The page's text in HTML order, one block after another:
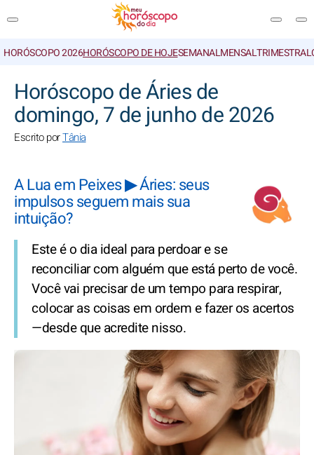
HORÓSCOPO 2026HORÓSCOPO DE HOJESEMANALMENSALTRIMESTRAL
Horóscopo de Áries de
domingo, 7 de junho de 2026
Escrito porTânia
A Lua em Peixes ▶ Áries: seus
impulsos seguem mais sua
intuição?
Este é o dia ideal para perdoar e se
reconciliar com alguém que está perto de você.
Você vai precisar de um tempo para respirar,
colocar as coisas em ordem e fazer os acertos
—desde que acredite nisso.